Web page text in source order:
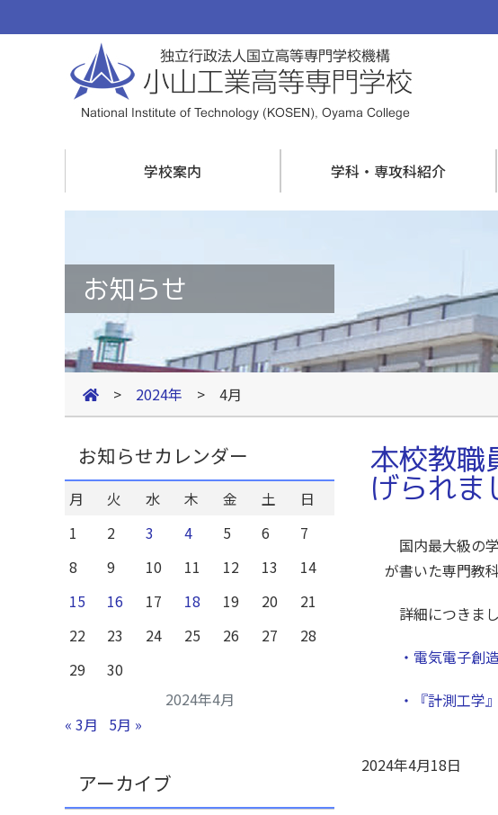
学校案内 学科・専攻科紹介
お知らせ
> 2024年 > 4月
本校教職
げられま
国内最大級の
が書いた専門教
詳細につきま
・電気電子創
・『計測工学
2024年4月18日
お知らせカレンダー
2024年4月
月 火 水 木 金 土
日
1
2 3 4 5 6
7
8
9 10 11 12 13
14
15
16 17 18 19 20
21
22
23 24 25 26 27
28
29
30
« 3月 5月 »
アーカイブ